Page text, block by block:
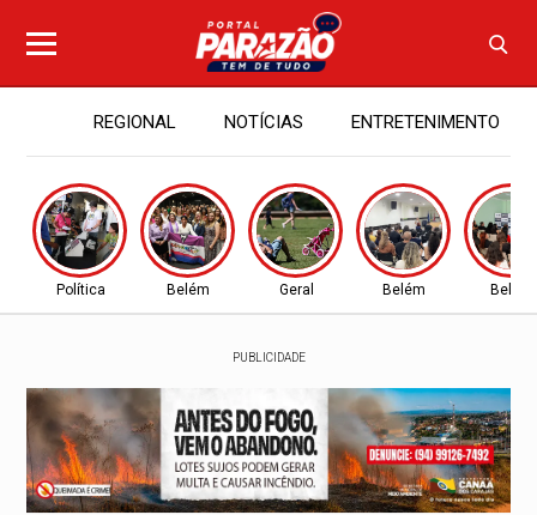
REGIONAL NOTÍCIAS ENTRETENIMENTO
Política Belém Geral Belém Belém
PUBLICIDADE